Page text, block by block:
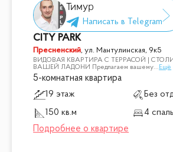
Тимур
CITY PARK
Пресненский,ул. Мантулинская, 9к5
ВИДОВАЯ КВАРТИРА С ТЕРРАСОЙ |
ВАШЕЙ ЛАДОНИ Предлагаем вашему... Ещё
5-комнатная квартира
19 этаж
Без
150 кв.м
4